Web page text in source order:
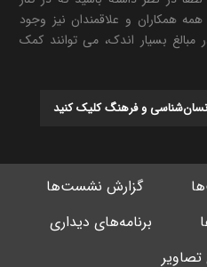
همکاران و علاقمندان نیز وجود
بسیار اندک، می توانند کمک
و فرهنگ کلیک کنید
گزارش نشست‌ها
برنامه‌های دیداری